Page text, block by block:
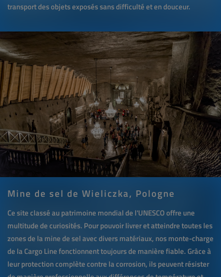
transport des objets exposés sans difficulté et en douceur.
Mine de sel de Wieliczka, Pologne
Ce site classé au patrimoine mondial de l'UNESCO offre une
multitude de curiosités. Pour pouvoir livrer et atteindre toutes les
zones de la mine de sel avec divers matériaux, nos monte-charge
de la Cargo Line fonctionnent toujours de manière fiable. Grâce à
leur protection complète contre la corrosion, ils peuvent résister